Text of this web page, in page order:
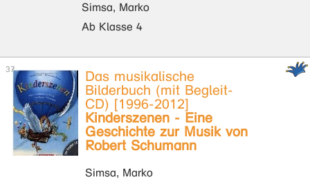
Simsa, Marko
Ab Klasse 4
Das musikalische
Bilderbuch (mit Begleit-
CD) [1996-2012]
Kinderszenen - Eine
Geschichte zur Musik von
Robert Schumann
Simsa, Marko